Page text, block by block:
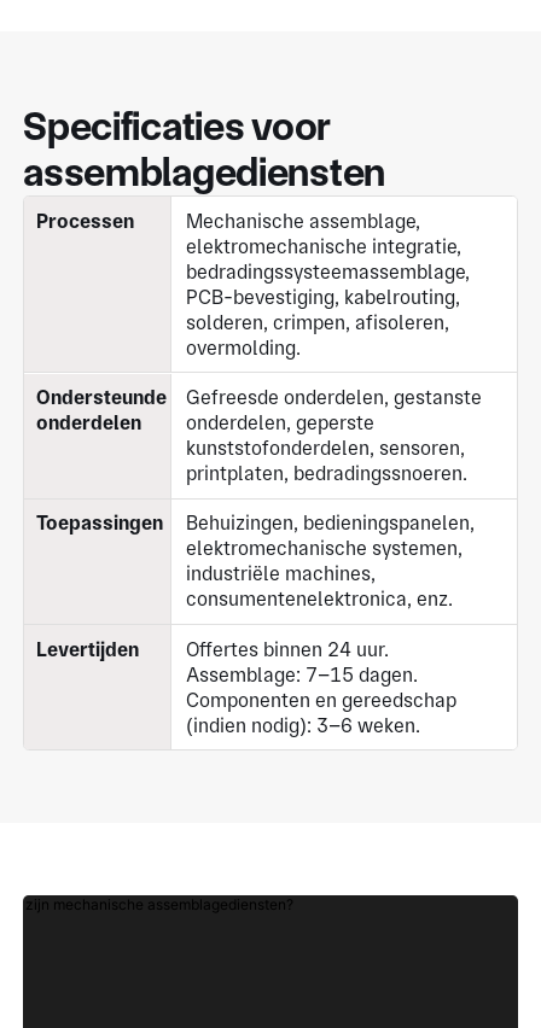
Specificaties voor
assemblagediensten
Processen
Mechanische assemblage,
elektromechanische integratie,
bedradingssysteemassemblage,
PCB-bevestiging, kabelrouting,
solderen, crimpen, afisoleren,
overmolding.
Ondersteunde
onderdelen
Gefreesde onderdelen, gestanste
onderdelen, geperste
kunststofonderdelen, sensoren,
printplaten, bedradingssnoeren.
Toepassingen
Behuizingen, bedieningspanelen,
elektromechanische systemen,
industriële machines,
consumentenelektronica, enz.
Levertijden
Offertes binnen 24 uur.
Assemblage: 7–15 dagen.
Componenten en gereedschap
(indien nodig): 3–6 weken.